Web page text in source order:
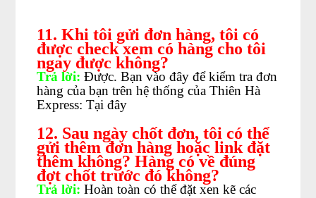
11. Khi tôi gửi đơn hàng, tôi có
được check xem có hàng cho tôi
ngay được không?
Trả lời: Được. Bạn vào đây để kiểm tra đơn
hàng của bạn trên hệ thống của Thiên Hà
Express:Tại đây
12. Sau ngày chốt đơn, tôi có thể
gửi thêm đơn hàng hoặc link đặt
thêm không? Hàng có về đúng
đợt chốt trước đó không?
Trả lời: Hoàn toàn có thể đặt xen kẽ các